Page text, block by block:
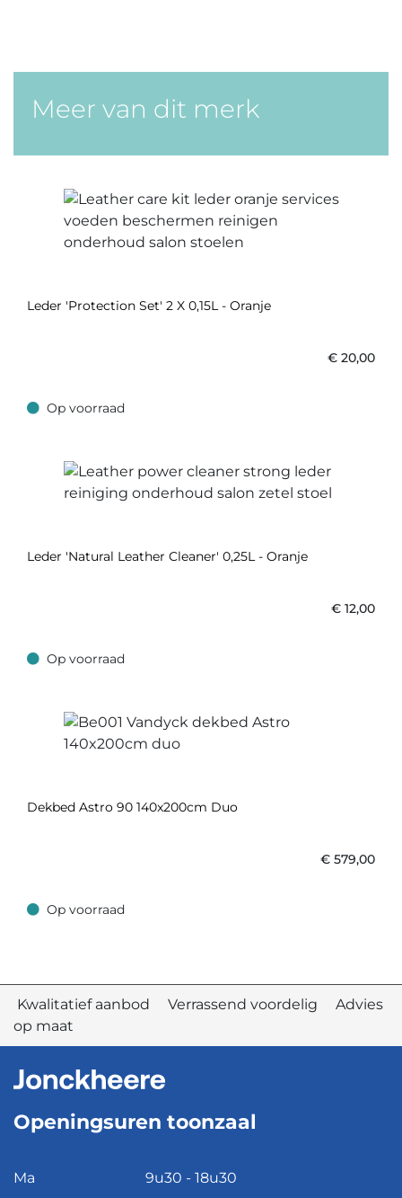
Meer van dit merk
Leder 'Protection Set' 2 X 0,15L - Oranje
€ 20,00
Op voorraad
Op voorraad
Leder 'Natural Leather Cleaner' 0,25L - Oranje
€ 12,00
Op voorraad
Op voorraad
Dekbed Astro 90 140x200cm Duo
€ 579,00
Op voorraad
Op voorraad
Kwalitatief aanbod Verrassend voordelig Advies
op maat
Openingsuren toonzaal
Ma
9u30 - 18u30